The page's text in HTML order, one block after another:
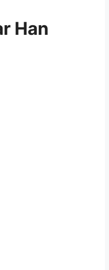
Han